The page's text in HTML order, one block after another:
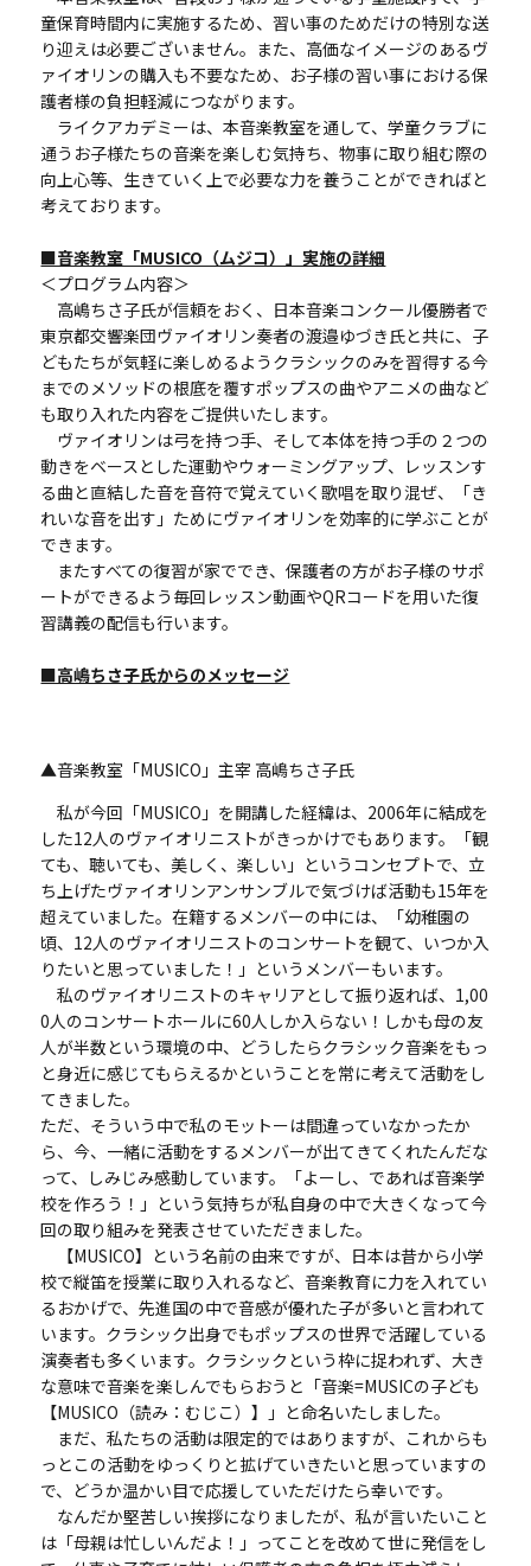
童保育時間内に実施するため、習い事のためだけの特別な送
り迎えは必要ございません。また、高価なイメージのあるヴ
ァイオリンの購入も不要なため、お子様の習い事における保
護者様の負担軽減につながります。
ライクアカデミーは、本音楽教室を通して、学童クラブに
通うお子様たちの音楽を楽しむ気持ち、物事に取り組む際の
向上心等、生きていく上で必要な力を養うことができればと
考えております。
■音楽教室「MUSICO（ムジコ）」実施の詳細
＜プログラム内容＞
高嶋ちさ子氏が信頼をおく、日本音楽コンクール優勝者で
東京都交響楽団ヴァイオリン奏者の渡邉ゆづき氏と共に、子
どもたちが気軽に楽しめるようクラシックのみを習得する今
までのメソッドの根底を覆すポップスの曲やアニメの曲など
も取り入れた内容をご提供いたします。
ヴァイオリンは弓を持つ手、そして本体を持つ手の２つの
動きをベースとした運動やウォーミングアップ、レッスンす
る曲と直結した音を音符で覚えていく歌唱を取り混ぜ、「き
れいな音を出す」ためにヴァイオリンを効率的に学ぶことが
できます。
またすべての復習が家ででき、保護者の方がお子様のサポ
ートができるよう毎回レッスン動画やQRコードを用いた復
習講義の配信も行います。
■高嶋ちさ子氏からのメッセージ
▲音楽教室「MUSICO」主宰 高嶋ちさ子氏
私が今回「MUSICO」を開講した経緯は、2006年に結成を
した12人のヴァイオリニストがきっかけでもあります。「観
ても、聴いても、美しく、楽しい」というコンセプトで、立
ち上げたヴァイオリンアンサンブルで気づけば活動も15年を
超えていました。在籍するメンバーの中には、「幼稚園の
頃、12人のヴァイオリニストのコンサートを観て、いつか入
りたいと思っていました！」というメンバーもいます。
私のヴァイオリニストのキャリアとして振り返れば、1,00
0人のコンサートホールに60人しか入らない！しかも母の友
人が半数という環境の中、どうしたらクラシック音楽をもっ
と身近に感じてもらえるかということを常に考えて活動をし
てきました。
ただ、そういう中で私のモットーは間違っていなかったか
ら、今、一緒に活動をするメンバーが出てきてくれたんだな
って、しみじみ感動しています。「よーし、であれば音楽学
校を作ろう！」という気持ちが私自身の中で大きくなって今
回の取り組みを発表させていただきました。
【MUSICO】という名前の由来ですが、日本は昔から小学
校で縦笛を授業に取り入れるなど、音楽教育に力を入れてい
るおかげで、先進国の中で音感が優れた子が多いと言われて
います。クラシック出身でもポップスの世界で活躍している
演奏者も多くいます。クラシックという枠に捉われず、大き
な意味で音楽を楽しんでもらおうと「音楽=MUSICの子ども
【MUSICO（読み：むじこ）】」と命名いたしました。
まだ、私たちの活動は限定的ではありますが、これからも
っとこの活動をゆっくりと拡げていきたいと思っていますの
で、どうか温かい目で応援していただけたら幸いです。
なんだか堅苦しい挨拶になりましたが、私が言いたいこと
は「母親は忙しいんだよ！」ってことを改めて世に発信をし